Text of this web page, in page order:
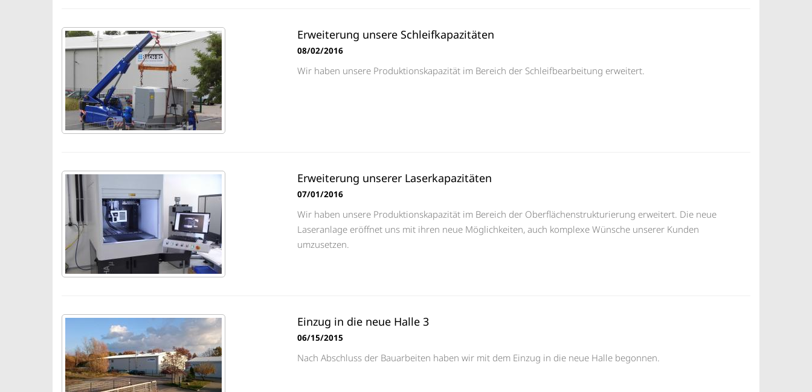
Erweiterung unsere Schleifkapazitäten
08/02/2016
Wir haben unsere Produktionskapazität im Bereich der Schleifbearbeitung erweitert.
Erweiterung unserer Laserkapazitäten
07/01/2016
Wir haben unsere Produktionskapazität im Bereich der Oberflächenstrukturierung erweitert. Die neue
Laseranlage eröffnet uns mit ihren neue Möglichkeiten, auch komplexe Wünsche unserer Kunden
umzusetzen.
Einzug in die neue Halle 3
06/15/2015
Nach Abschluss der Bauarbeiten haben wir mit dem Einzug in die neue Halle begonnen.